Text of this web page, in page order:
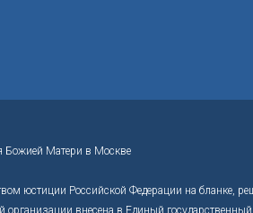
Божией Матери в Москве
юстиции Российской Федерации на бланке,